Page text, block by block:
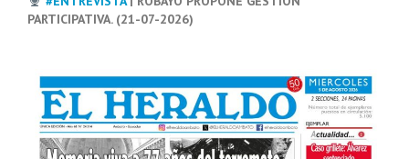
PARTICIPATIVA. (21-07-2026)